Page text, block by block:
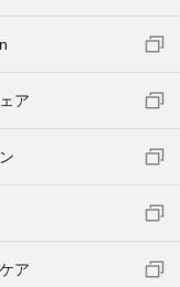
ア
ア